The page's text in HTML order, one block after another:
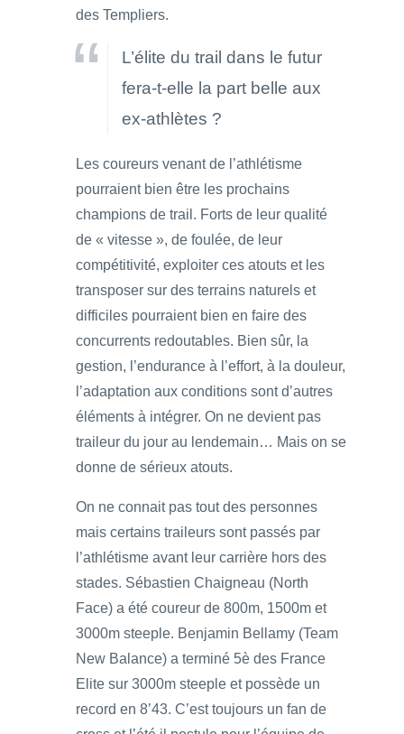
des Templiers.
L’élite du trail dans le futur
fera-t-elle la part belle aux
ex-athlètes ?
Les coureurs venant de l’athlétisme
pourraient bien être les prochains
champions de trail. Forts de leur qualité
de « vitesse », de foulée, de leur
compétitivité, exploiter ces atouts et les
transposer sur des terrains naturels et
difficiles pourraient bien en faire des
concurrents redoutables. Bien sûr, la
gestion, l’endurance à l’effort, à la douleur,
l’adaptation aux conditions sont d’autres
éléments à intégrer. On ne devient pas
traileur du jour au lendemain… Mais on se
donne de sérieux atouts.
On ne connait pas tout des personnes
mais certains traileurs sont passés par
l’athlétisme avant leur carrière hors des
stades. Sébastien Chaigneau (North
Face) a été coureur de 800m, 1500m et
3000m steeple. Benjamin Bellamy (Team
New Balance) a terminé 5è des France
Elite sur 3000m steeple et possède un
record en 8’43. C’est toujours un fan de